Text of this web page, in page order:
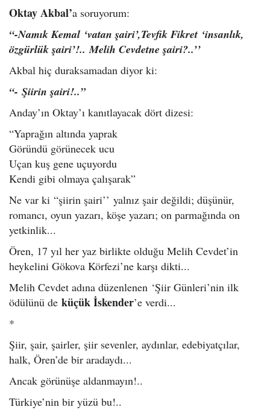
Oktay Akbal’a soruyorum:
“-Namık Kemal ‘vatan şairi’,Tevfik Fikret ‘insanlık,
özgürlük şairi’!.. Melih Cevdetne şairi?..’’
Akbal hiç duraksamadan diyor ki:
“- Şiirin şairi!..”
Anday’ın Oktay’ı kanıtlayacak dört dizesi:
“Yaprağın altında yaprak
Göründü görünecek ucu
Uçan kuş gene uçuyordu
Kendi gibi olmaya çalışarak”
Ne var ki “şiirin şairi’’ yalnız şair değildi; düşünür,
romancı, oyun yazarı, köşe yazarı; on parmağında on
yetkinlik...
Ören, 17 yıl her yaz birlikte olduğu Melih Cevdet’in
heykelini Gökova Körfezi’ne karşı dikti...
Melih Cevdet adına düzenlenen ‘Şiir Günleri’nin ilk
ödülünü de küçük İskender’e verdi...
*
Şiir, şair, şairler, şiir sevenler, aydınlar, edebiyatçılar,
halk, Ören’de bir aradaydı...
Ancak görünüşe aldanmayın!..
Türkiye’nin bir yüzü bu!..